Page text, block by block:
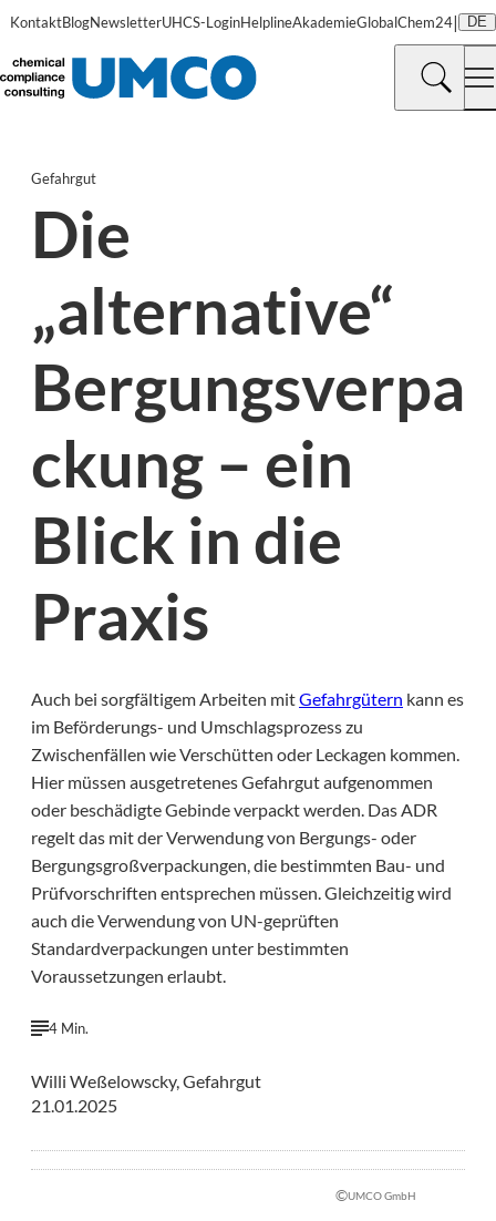
KontaktBlogNewsletterUHCS-LoginHelplineAkademieGlobalChem24| DE
Gefahrgut
Die
„alternative“
Bergungsverpa
ckung – ein
Blick in die
Praxis
Auch bei sorgfältigem Arbeiten mitGefahrgütern kann es
im Beförderungs- und Umschlagsprozess zu
Zwischenfällen wie Verschütten oder Leckagen kommen.
Hier müssen ausgetretenes Gefahrgut aufgenommen
oder beschädigte Gebinde verpackt werden. Das ADR
regelt das mit der Verwendung von Bergungs- oder
Bergungsgroßverpackungen, die bestimmten Bau- und
Prüfvorschriften entsprechen müssen. Gleichzeitig wird
auch die Verwendung von UN-geprüften
Standardverpackungen unter bestimmten
Voraussetzungen erlaubt.
4 Min.
Willi Weßelowscky, Gefahrgut
21.01.2025
©UMCO GmbH